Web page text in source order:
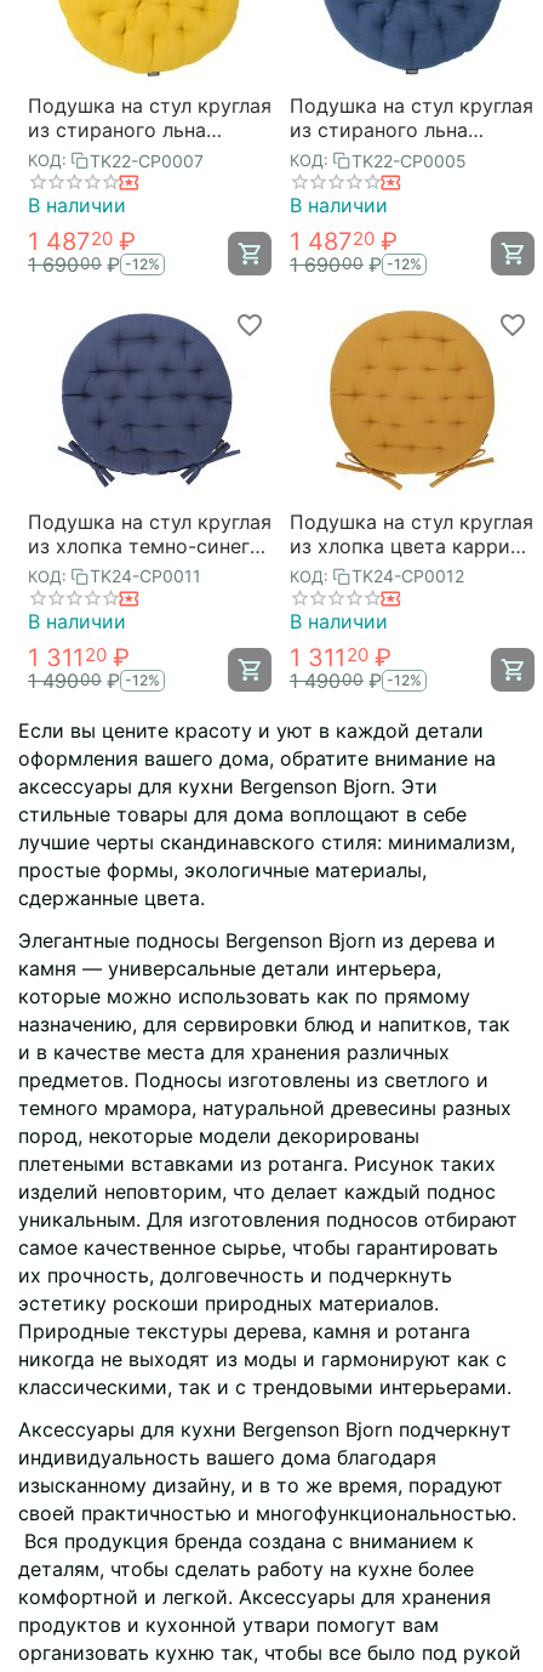
Подушка на стул круглая
из стираного льна
горчичного цвета из
коллекции Essential,
40х40x4 см, Tkano
КОД: TK22-CP0007
В наличии
1 48720 ₽
1 69000 ₽ -12%
Подушка на стул круглая
из стираного льна
синего цвета из
коллекции Essential,
40х40x4 см, Tkano
КОД: TK22-CP0005
В наличии
1 48720 ₽
1 69000 ₽ -12%
Подушка на стул круглая
из хлопка темно-синего
цвета из коллекции
Essential, 35 см, Tkano
КОД: TK24-CP0011
В наличии
1 311 20 ₽
1 49000 ₽ -12%
Подушка на стул круглая
из хлопка цвета карри
из коллекции Essential,
35 см, Tkano
КОД: TK24-CP0012
В наличии
1 311 20 ₽
1 49000 ₽ -12%
Если вы цените красоту и уют в каждой детали
оформления вашего дома, обратите внимание на
аксессуары для кухни Bergenson Bjorn. Эти
стильные товары для дома воплощают в себе
лучшие черты скандинавского стиля: минимализм,
простые формы, экологичные материалы,
сдержанные цвета.
Элегантные подносы Bergenson Bjorn из дерева и
камня — универсальные детали интерьера,
которые можно использовать как по прямому
назначению, для сервировки блюд и напитков, так
и в качестве места для хранения различных
предметов. Подносы изготовлены из светлого и
темного мрамора, натуральной древесины разных
пород, некоторые модели декорированы
плетеными вставками из ротанга. Рисунок таких
изделий неповторим, что делает каждый поднос
уникальным. Для изготовления подносов отбирают
самое качественное сырье, чтобы гарантировать
их прочность, долговечность и подчеркнуть
эстетику роскоши природных материалов.
Природные текстуры дерева, камня и ротанга
никогда не выходят из моды и гармонируют как с
классическими, так и с трендовыми интерьерами.
Аксессуары для кухни Bergenson Bjorn подчеркнут
индивидуальность вашего дома благодаря
изысканному дизайну, и в то же время, порадуют
своей практичностью и многофункциональностью.
Вся продукция бренда создана с вниманием к
деталям, чтобы сделать работу на кухне более
комфортной и легкой. Аксессуары для хранения
продуктов и кухонной утвари помогут вам
организовать кухню так, чтобы все было под рукой